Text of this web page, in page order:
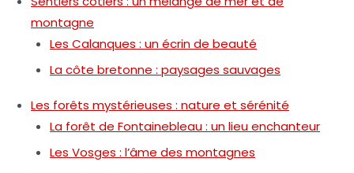
montagne
Les Calanques : un écrin de beauté
La côte bretonne : paysages sauvages
Les forêts mystérieuses : nature et sérénité
La forêt de Fontainebleau : un lieu enchanteur
Les Vosges : l’âme des montagnes